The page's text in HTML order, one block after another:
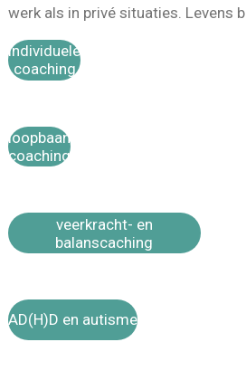
werk als in privé situaties. Levens
individuele
coaching
loopbaan
coaching
veerkracht- en
balanscaching
AD(H)D en autisme